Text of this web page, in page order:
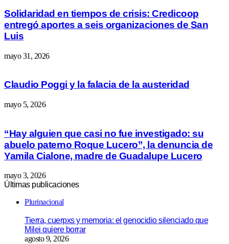
Solidaridad en tiempos de crisis: Credicoop
entregó aportes a seis organizaciones de San
Luis
mayo 31, 2026
Claudio Poggi y la falacia de la austeridad
mayo 5, 2026
“Hay alguien que casi no fue investigado: su
abuelo paterno Roque Lucero”, la denuncia de
Yamila Cialone, madre de Guadalupe Lucero
mayo 3, 2026
Últimas publicaciones
Plurinacional
Tierra, cuerpxs y memoria: el genocidio silenciado que
Milei quiere borrar
agosto 9, 2026